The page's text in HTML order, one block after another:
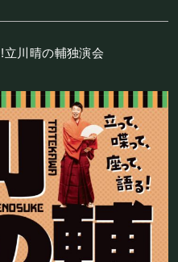
川晴の輔独演会